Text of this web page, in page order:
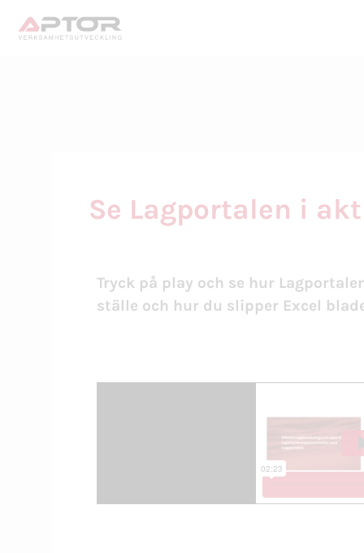
Se Lagportalen i
Tryck på play och se hur
ställe och hur du slipper Excel